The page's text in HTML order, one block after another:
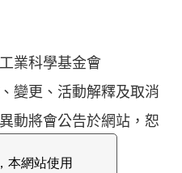
本網站使用
業科學基金會
變更、活動解釋及取消
動將會公告於網站，恕